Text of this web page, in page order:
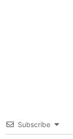
Subscribe